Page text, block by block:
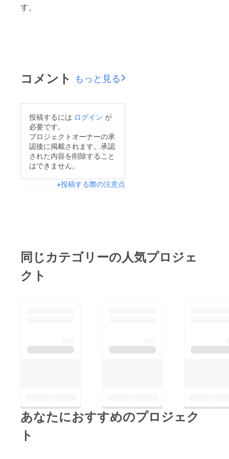
す。
コメント もっと見る
投稿するには ログイン が
必要です。
プロジェクトオーナーの承
認後に掲載されます。承認
された内容を削除すること
はできません。
※投稿する際の注意点
同じカテゴリーの人気プロジェ
クト
あなたにおすすめのプロジェク
ト